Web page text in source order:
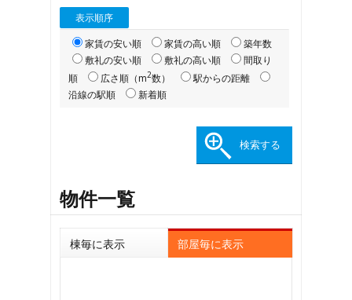
表示順序
家賃の安い順
家賃の高い順
築年数
敷礼の安い順
敷礼の高い順
間取り
順
広さ順（m2数）
駅からの距離
沿線の駅順
新着順
物件一覧
棟毎に表示 部屋毎に表示